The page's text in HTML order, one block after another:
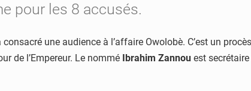
pour les 8 accusés.
une audience à l’affaire Owolobè. C’est un
de l’Empereur. Le nommé Ibrahim Zannou est